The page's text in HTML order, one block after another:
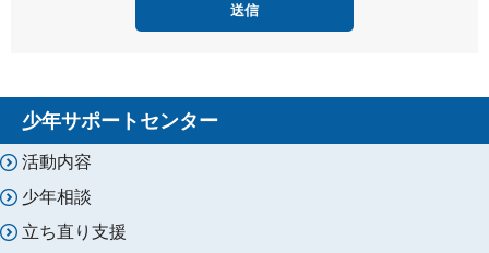
少年サポートセンター
活動内容
少年相談
立ち直り支援